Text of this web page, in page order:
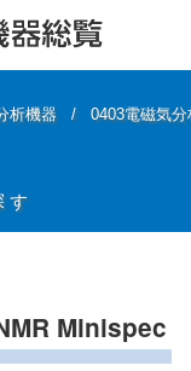
析機器
0403電磁気
す
Minispec